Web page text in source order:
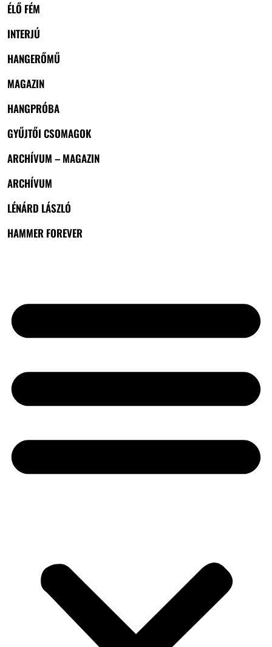
ÉLŐ FÉM
INTERJÚ
HANGERŐMŰ
MAGAZIN
HANGPRÓBA
GYŰJTŐI CSOMAGOK
ARCHÍVUM – MAGAZIN
ARCHÍVUM
LÉNÁRD LÁSZLÓ
HAMMER FOREVER